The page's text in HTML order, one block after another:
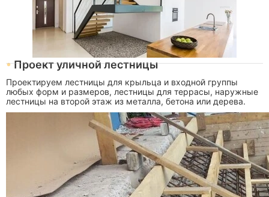
Проект уличной лестницы
Проектируем лестницы для крыльца и входной группы
любых форм и размеров, лестницы для террасы, наружные
лестницы на второй этаж из металла, бетона или дерева.